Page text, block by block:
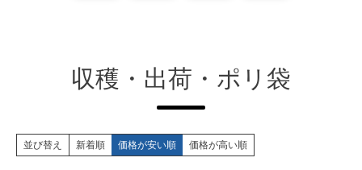
収穫・出荷・ポリ袋
並び替え 新着順 価格が安い順 価格が高い順